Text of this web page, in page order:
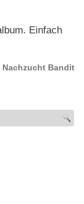
Einfach
Nachzucht Bandit